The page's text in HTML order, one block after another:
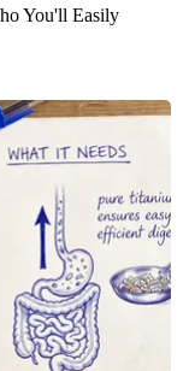
You'll Easily